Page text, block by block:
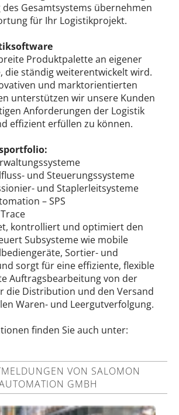
Gesamtsystems übernehmen
für Ihr Logistikprojekt.
Produktpalette an eigener
die ständig weiterentwickelt wird.
und marktorientierten
unterstützen wir unsere Kunden
Anforderungen der Logistik
effizient erfüllen zu können.
und Steuerungssysteme
und Staplerleitsysteme
– SPS
kontrolliert und optimiert den
Subsysteme wie mobile
Sortier- und
sorgt für eine effiziente, flexible
Auftragsbearbeitung von der
die Distribution und den Versand
Waren- und Leergutverfolgung.
finden Sie auch unter:
VON SALOMON
GMBH